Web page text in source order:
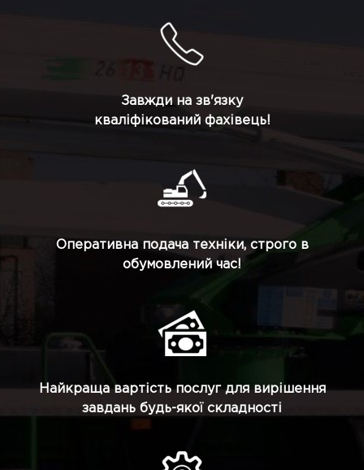
Завжди на зв'язку
кваліфікований фахівець!
Оперативна подача техніки, строго в
обумовлений час!
Найкраща вартість послуг для вирішення
завдань будь-якої складності